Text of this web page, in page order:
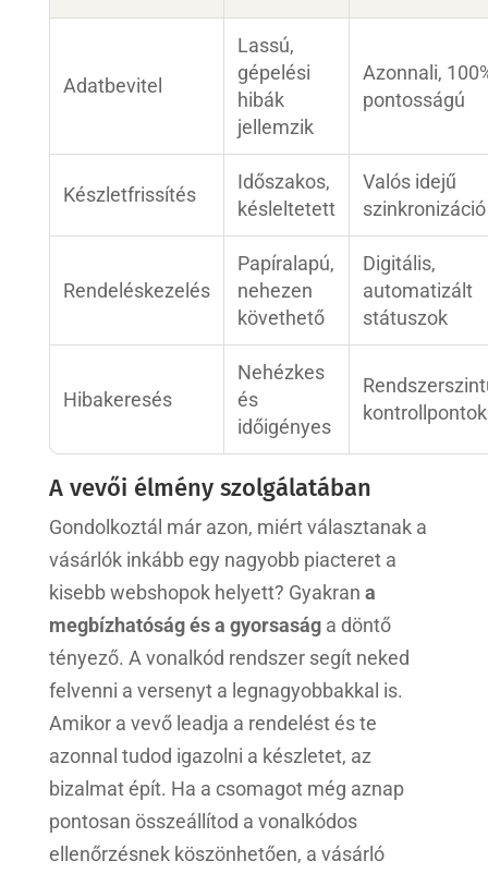
Adatbevitel
Lassú,
gépelési
hibák
jellemzik
Azonnali,
pontosságú
Készletfrissítés
Időszakos,
késleltetett
Valós idejű
szinkronizáció
Rendeléskezelés
Papíralapú,
nehezen
követhető
Digitális,
automatizált
státuszok
Hibakeresés
Nehézkes
és
időigényes
kontrollpontok
A vevői élmény szolgálatában
Gondolkoztál már azon, miért választanak a
vásárlók inkább egy nagyobb piacteret a
kisebb webshopok helyett? Gyakran a
megbízhatóság és a gyorsasága döntő
tényező. A vonalkód rendszer segít neked
felvenni a versenyt a legnagyobbakkal is.
Amikor a vevő leadja a rendelést és te
azonnal tudod igazolni a készletet, az
bizalmat épít. Ha a csomagot még aznap
pontosan összeállítod a vonalkódos
ellenőrzésnek köszönhetően, a vásárló